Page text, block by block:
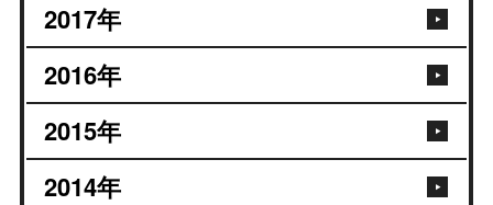
2017年
2016年
2015年
2014年